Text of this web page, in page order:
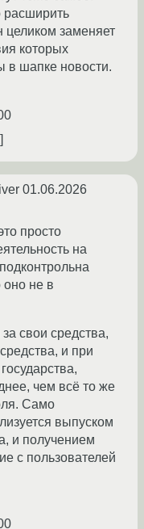
расширить
целиком заменяет
которых
в шапке новости.
01.06.2026
просто
на
оно не в
свои средства,
и при
чем всё то же
Само
выпуском
и получением
с пользователей